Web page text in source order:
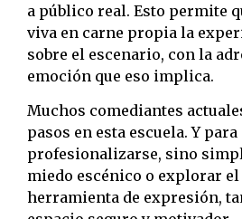
a público real. Esto permite
viva en carne propia la
sobre el escenario, con la
emoción que eso implica.
Muchos comediantes
pasos en esta escuela. Y
profesionalizarse, sino
miedo escénico o explorar
herramienta de expresión,